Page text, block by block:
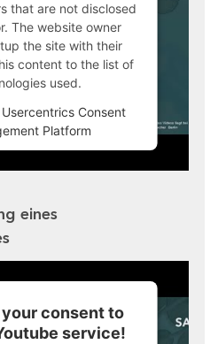
that are not disclosed
The website owner
the site with their
content to the list of
used.
Usercentrics Consent
Platform
eines
your consent to
service!